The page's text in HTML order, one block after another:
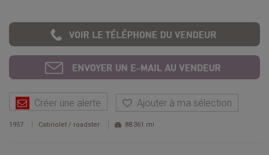
Créer une alerte Ajouter à ma sélection
1957 Cabriolet / roadster 88 361 mi